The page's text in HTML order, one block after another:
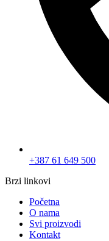
+387 61 649 500
Brzi linkovi
Početna
O nama
Svi proizvodi
Kontakt